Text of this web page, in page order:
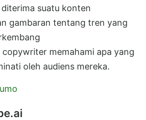
suatu konten
gambaran tentang tren yang
copywriter memahami apa yang
oleh audiens mereka.